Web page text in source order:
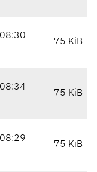
75 KiB
75 KiB
75 KiB